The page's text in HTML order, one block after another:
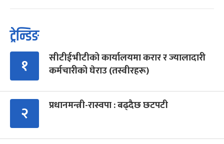
ट्रेन्डिङ
१
सीटीईभीटीको कार्यालयमा करार र ज्यालादारी
कर्मचारीको घेराउ (तस्वीरहरू)
२ प्रधानमन्त्री-रास्वपा : बढ्दैछ छटपटी